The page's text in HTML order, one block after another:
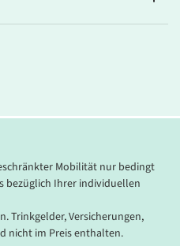
in erstklassigen Hotels und
der Landes­kategorie 4–5
in Kathmandu
im Chitwan-Nationalpark
aber komfortabel – eigenes
Mobilität nur bedingt
bezüglich Ihrer individuellen
Trinkgelder, Versicherungen,
nicht im Preis enthalten.